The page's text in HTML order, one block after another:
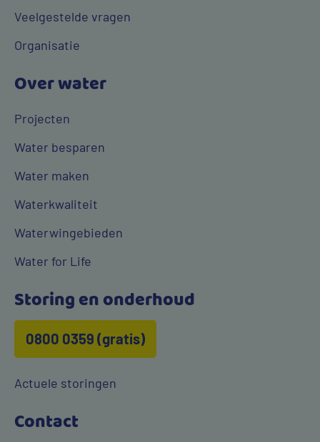
Veelgestelde vragen
Organisatie
Over water
Projecten
Water besparen
Water maken
Waterkwaliteit
Waterwingebieden
Water for Life
Storing en onderhoud
0800 0359 (gratis)
Actuele storingen
Contact